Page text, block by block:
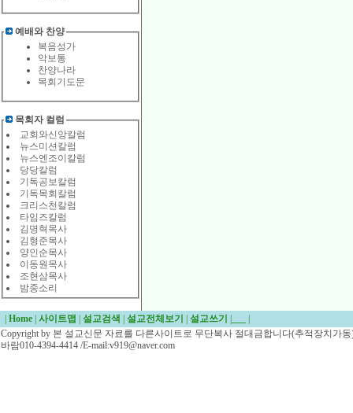
예배와 찬양
복음성가
악보통
찬양나라
목회기도문
목회자 컬럼
교회와신앙칼럼
뉴스미션칼럼
뉴스엔조이칼럼
당당칼럼
기독공보칼럼
기독목회칼럼
크리스천칼럼
타임즈칼럼
김명혁목사
김형준목사
양인순목사
이동원목사
조현삼목사
밤중소리
Home 사이트맵 설교검색 설교전체보기 설교쓰기
Copyright by 본 설교신문 자료를 다른사이트로 무단복사 절대금합니다(추적장치가
바람010-4394-4414 /E-mail:v919@naver.com